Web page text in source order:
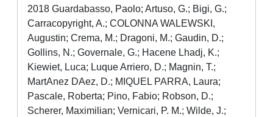
2018 Guardabasso, Paolo; Artuso, G.; Bigi, G.;
Carracopyright, A.; COLONNA WALEWSKI,
Augustin; Crema, M.; Dragoni, M.; Gaudin, D.;
Gollins, N.; Governale, G.; Hacene Lhadj, K.;
Kiewiet, Luca; Luque Arriero, D.; Magnin, T.;
MartA­nez DA­ez, D.; MIQUEL PARRA, Laura;
Pascale, Roberta; Pino, Fabio; Robson, D.;
Scherer, Maximilian; Vernicari, P. M.; Wilde, J.;